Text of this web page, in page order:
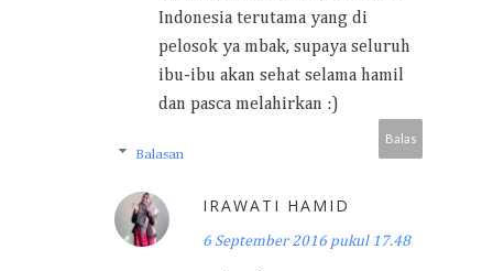
Indonesia terutama yang di
pelosok ya mbak, supaya seluruh
ibu-ibu akan sehat selama hamil
dan pasca melahirkan :)
Balas
Balasan
IRAWATI HAMID
6 September 2016 pukul 17.48